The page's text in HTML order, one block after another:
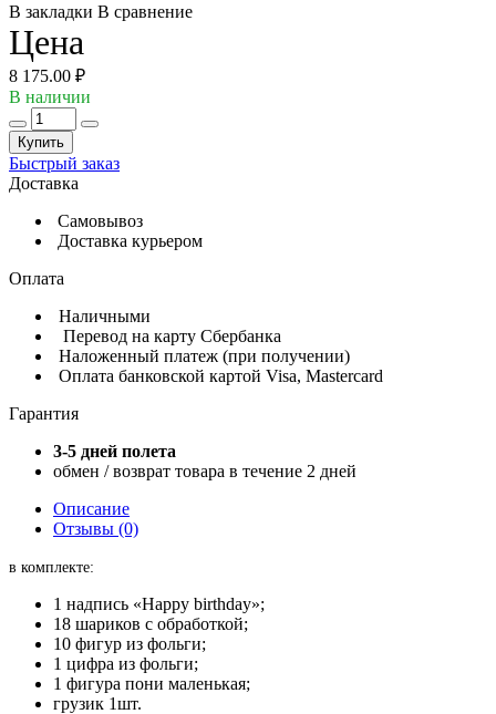
В закладки В сравнение
Цена
8 175.00 ₽
В наличии
Купить
Быстрый заказ
Доставка
Самовывоз
Доставка курьером
Оплата
Наличными
Перевод на карту Сбербанка
Наложенный платеж (при получении)
Оплата банковской картой Visa, Mastercard
Гарантия
3-5 дней полета
обмен / возврат товара в течение 2 дней
Описание
Отзывы (0)
в комплекте:
1 надпись «Happy birthday»;
18 шариков с обработкой;
10 фигур из фольги;
1 цифра из фольги;
1 фигура пони маленькая;
грузик 1шт.